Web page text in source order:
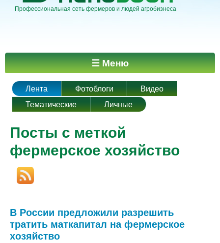
Профессиональная сеть фермеров и людей агробизнеса
Главное меню ☰ Меню
Лента Фотоблоги
Видео
Тематические
Личные
Посты с меткой
фермерское хозяйство
В России предложили разрешить
тратить маткапитал на фермерское
хозяйство